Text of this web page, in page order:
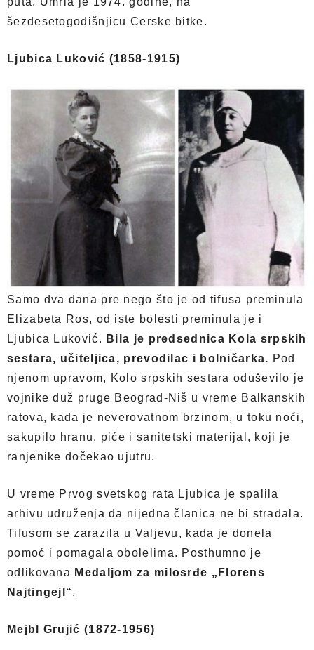
šezdesetogodišnjicu Cerske bitke.
Ljubica Luković (1858-1915)
Samo dva dana pre nego što je od tifusa preminula
Elizabeta Ros, od iste bolesti preminula je i
Ljubica Luković. Bila je predsednica Kola srpskih
sestara, učiteljica, prevodilac i bolničarka. Pod
njenom upravom, Kolo srpskih sestara oduševilo je
vojnike duž pruge Beograd-Niš u vreme Balkanskih
ratova, kada je neverovatnom brzinom, u toku noći,
sakupilo hranu, piće i sanitetski materijal, koji je
ranjenike dočekao ujutru.
U vreme Prvog svetskog rata Ljubica je spalila
arhivu udruženja da nijedna članica ne bi stradala.
Tifusom se zarazila u Valjevu, kada je donela
pomoć i pomagala obolelima. Posthumno je
odlikovana Medaljom za milosrđe „Florens
Najtingejl“.
Mejbl Grujić (1872-1956)